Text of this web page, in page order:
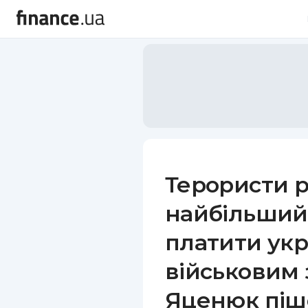
Терористи
платити
військовим
Яценюк